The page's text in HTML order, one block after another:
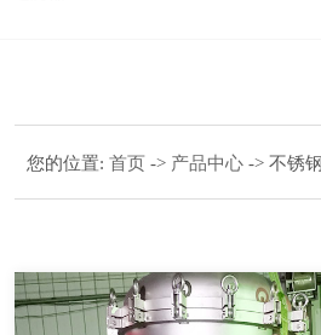
您的位置: 首页 -> 产品中心 -> 不锈